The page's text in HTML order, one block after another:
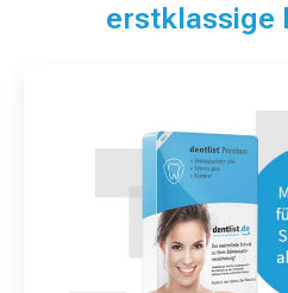
erstklassige